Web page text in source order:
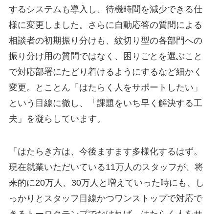
するシステムも導入し、待機時間を減少できる仕
様に変更しました。さらに自動応答の質問による
相談者の初期振り分けも、紋切り型の各部門への
振り分け用の質問ではなく、困りごとを選ぶこと
で対応部署にたどり着けるようにするなど細かく
変更。とことん「はたらく人をサポートしたい」
という目線に徹し、「課題をいち早く解決する工
夫」を凝らしています。
「はたらき方は、今後ますます多様化するはず。
現在就業いただいている11万人のスタッフが、将
来的に20万人、30万人と増えていった時にも、し
っかりとスタッフ目線かつワンストップで対応で